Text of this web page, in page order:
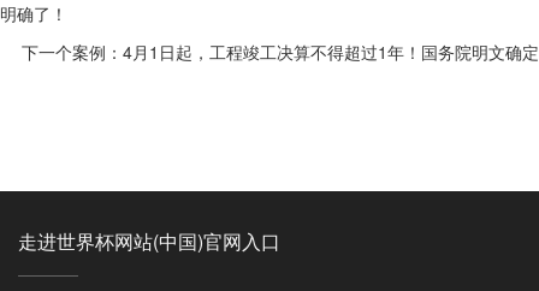
明确了！
下一个案例： 4月1日起，工程竣工决算不得超过1年！国务院明文确定
走进世界杯网站(中国)官网入口